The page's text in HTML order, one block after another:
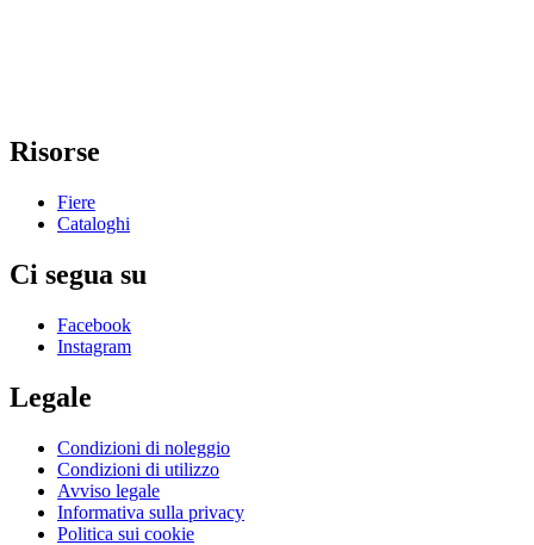
Risorse
Fiere
Cataloghi
Ci segua su
Facebook
Instagram
Legale
Condizioni di noleggio
Condizioni di utilizzo
Avviso legale
Informativa sulla privacy
Politica sui cookie